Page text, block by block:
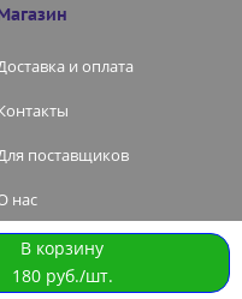
В корзину
180 руб./шт.
и оплата
поставщиков
нас
конфиденциальности